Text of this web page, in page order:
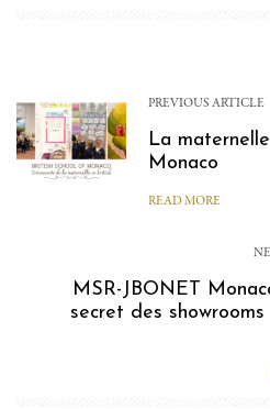
PREVIOUS ARTICLE
La
Monaco
READ MORE
MSR-JBONET
secret des